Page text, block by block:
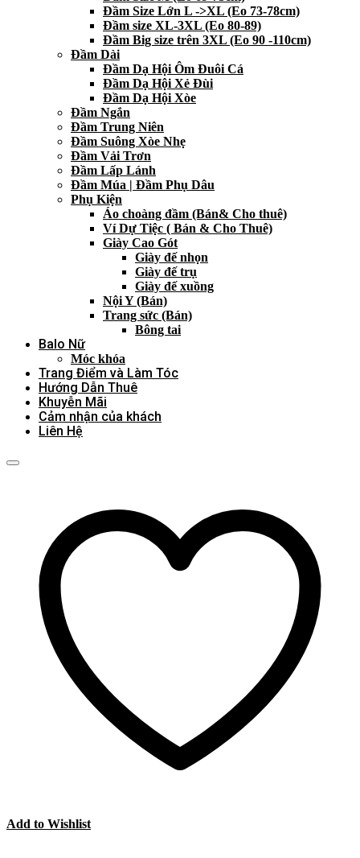
Đầm Size Lớn L ->XL (Eo 73-78cm)
Đầm size XL-3XL (Eo 80-89)
Đầm Big size trên 3XL (Eo 90 -110cm)
Đầm Dài
Đầm Dạ Hội Ôm Đuôi Cá
Đầm Dạ Hội Xẻ Đùi
Đầm Dạ Hội Xòe
Đầm Ngắn
Đầm Trung Niên
Đầm Suông Xòe Nhẹ
Đầm Vải Trơn
Đầm Lấp Lánh
Đầm Múa | Đầm Phụ Dâu
Phụ Kiện
Áo choàng đầm (Bán& Cho thuê)
Ví Dự Tiệc ( Bán & Cho Thuê)
Giày Cao Gót
Giày đế nhọn
Giày đế trụ
Giày đế xuồng
Nội Y (Bán)
Trang sức (Bán)
Bông tai
Balo Nữ
Móc khóa
Trang Điểm và Làm Tóc
Hướng Dẫn Thuê
Khuyễn Mãi
Cảm nhận của khách
Liên Hệ
Add to Wishlist